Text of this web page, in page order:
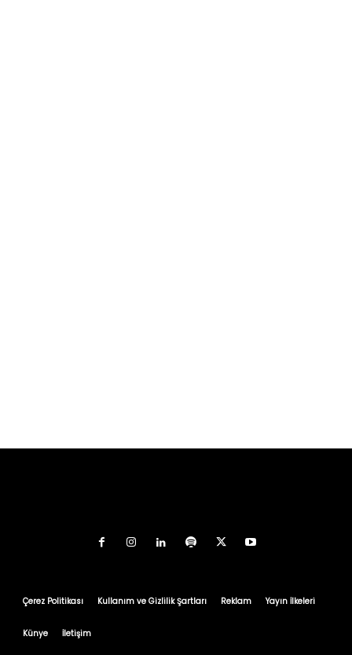
Çerez Politikası Kullanım ve Gizlilik Şartları Reklam Yayın İlkeleri
Künye İletişim